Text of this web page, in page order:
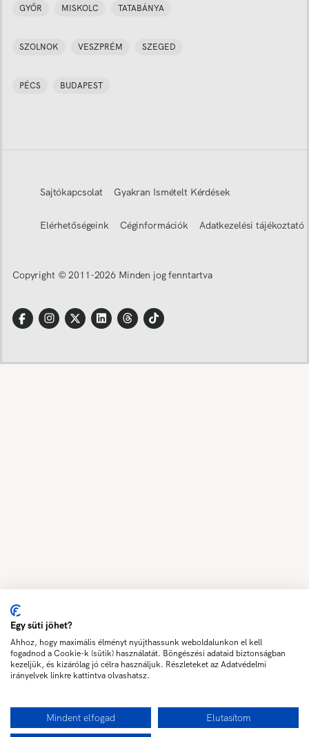
GYŐR MISKOLC TATABÁNYA
SZOLNOK VESZPRÉM SZEGED
PÉCS BUDAPEST
Sajtókapcsolat Gyakran Ismételt Kérdések
Elérhetőségeink Céginformációk Adatkezelési tájékoztató
Copyright © 2011-2026 Minden jog fenntartva
Egy süti jöhet?
Ahhoz, hogy maximális élményt nyújthassunk weboldalunkon el kell
fogadnod a Cookie-k (sütik) használatát. Böngészési adataid biztonságban
kezeljük, és kizárólag jó célra használjuk. Részleteket az Adatvédelmi
irányelvek linkre kattintva olvashatsz.
Mindent elfogad Elutasítom